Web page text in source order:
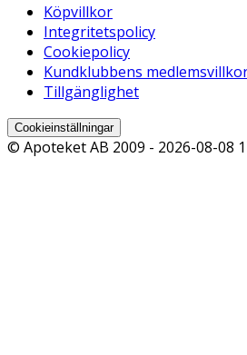
Köpvillkor
Integritetspolicy
Cookiepolicy
Kundklubbens
Tillgänglighet
Cookieinställningar
© Apoteket AB 2009 - 2026-08-08